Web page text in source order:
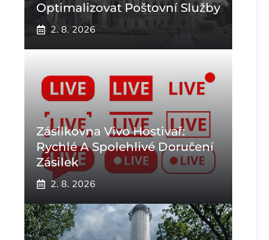
Optimalizovat Poštovní Služby
2. 8. 2026
Zásilkovna Vivo Hostivař:
Rychlé A Spolehlivé Doručení
Zásilek
2. 8. 2026